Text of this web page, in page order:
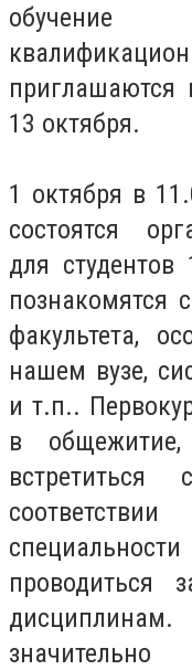
обучение
приглашаются
13 октября.
1 октября в
состоятся
для
познакомятся
факультета,
нашем вузе,
и т.п..
в
проводиться